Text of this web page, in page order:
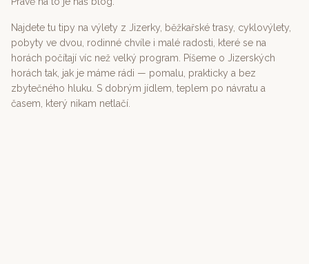
CS EN DE PL
Najdete tu tipy na výlety z Jizerky, běžkařské trasy, cyklovýlety,
pobyty ve dvou, rodinné chvíle i malé radosti, které se na
horách počítají víc než velký program. Píšeme o Jizerských
horách tak, jak je máme rádi — pomalu, prakticky a bez
zbytečného hluku. S dobrým jídlem, teplem po návratu a
časem, který nikam netlačí.